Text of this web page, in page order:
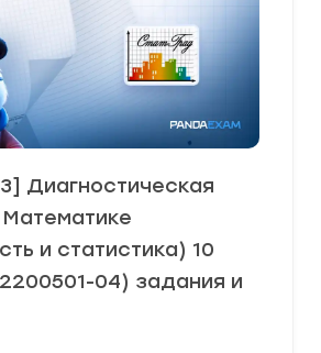
Диагностическая
и статистика) 10
04) задания и